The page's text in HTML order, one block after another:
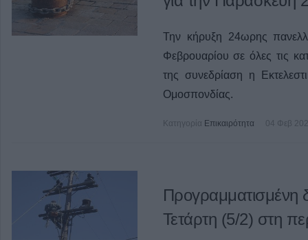
Την κήρυξη 24ωρης
Φεβρουαρίου σε όλες τις
της συνεδρίαση η
Ομοσπονδίας.
Κατηγορία Επικαιρότητα 04 Φεβ
Προγραμματισμένη
Τετάρτη (5/2) στη